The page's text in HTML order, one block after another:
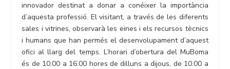
innovador destinat a donar a conéixer la importància
d’aquesta professió. El visitant, a través de les diferents
sales i vitrines, observarà les eines i els recursos tècnics
i humans que han permés el desenvolupament d’aquest
ofici al llarg del temps. L’horari d’obertura del MuBoma
és de 10.00 a 16.00 hores de dilluns a dijous, de 10.00 a